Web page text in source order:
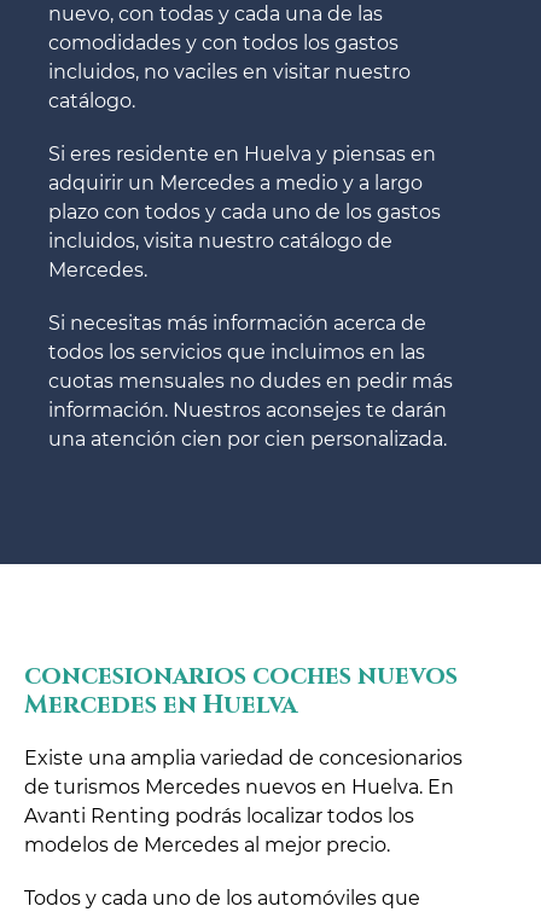
nuevo, con todas y cada una de las
comodidades y con todos los gastos
incluidos, no vaciles en visitar nuestro
catálogo.
Si eres residente en Huelva y piensas en
adquirir un Mercedes a medio y a largo
plazo con todos y cada uno de los gastos
incluidos, visita nuestro catálogo de
Mercedes.
Si necesitas más información acerca de
todos los servicios que incluimos en las
cuotas mensuales no dudes en pedir más
información. Nuestros aconsejes te darán
una atención cien por cien personalizada.
concesionarios coches nuevos
Mercedes en Huelva
Existe una amplia variedad de concesionarios
de turismos Mercedes nuevos en Huelva. En
Avanti Renting podrás localizar todos los
modelos de Mercedes al mejor precio.
Todos y cada uno de los automóviles que